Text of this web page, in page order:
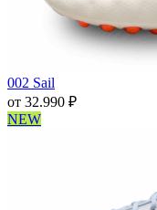
002 Sail
от 32.990 ₽
NEW